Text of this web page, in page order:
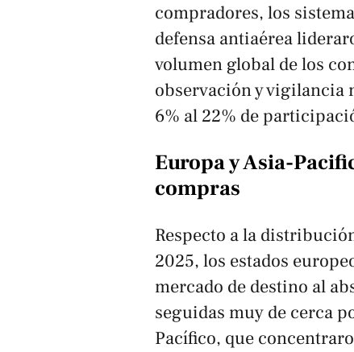
compradores, los
defensa antiaérea
volumen global de los
observación y vigilancia
6% al 22% de
Europa y Asia-
compras
Respecto a la
2025, los estados
mercado de destino al
seguidas muy de cerca
Pacífico, que